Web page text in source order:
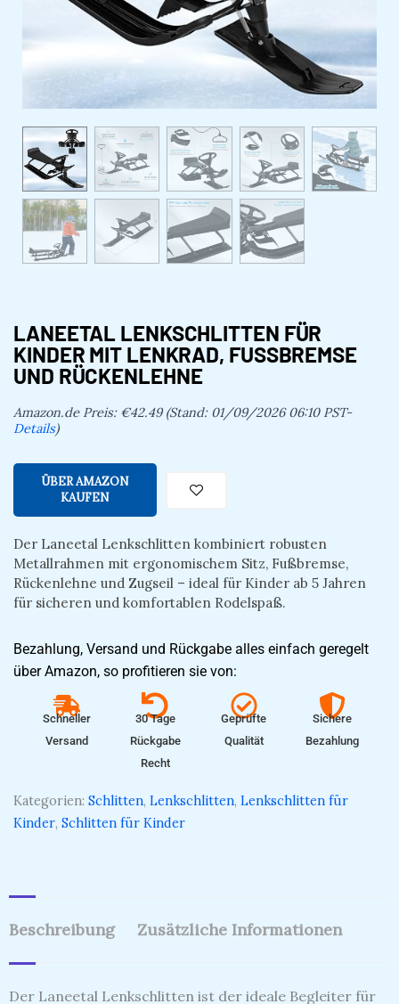
LANEETAL LENKSCHLITTEN FÜR
KINDER MIT LENKRAD, FUSSBREMSE U
ND RÜCKENLEHNE
Amazon.de Preis: €42.49(Stand: 01/09/2026 06:10 PST-
Details)
ÜBER AMAZON
KAUFEN
Der Laneetal Lenkschlitten kombiniert robusten
Metallrahmen mit ergonomischem Sitz, Fußbremse,
Rückenlehne und Zugseil – ideal für Kinder ab 5 Jahren
für sicheren und komfortablen Rodelspaß.
Bezahlung, Versand und Rückgabe alles einfach geregelt
über Amazon, so profitieren sie von:
Schneller
Versand
30 Tage
Rückgabe
Recht
Geprüfte
Qualität
Sichere
Bezahlung
Kategorien: Schlitten, Lenkschlitten, Lenkschlitten für
Kinder, Schlitten für Kinder
Beschreibung Zusätzliche Informationen
Der Laneetal Lenkschlitten ist der ideale Begleiter für